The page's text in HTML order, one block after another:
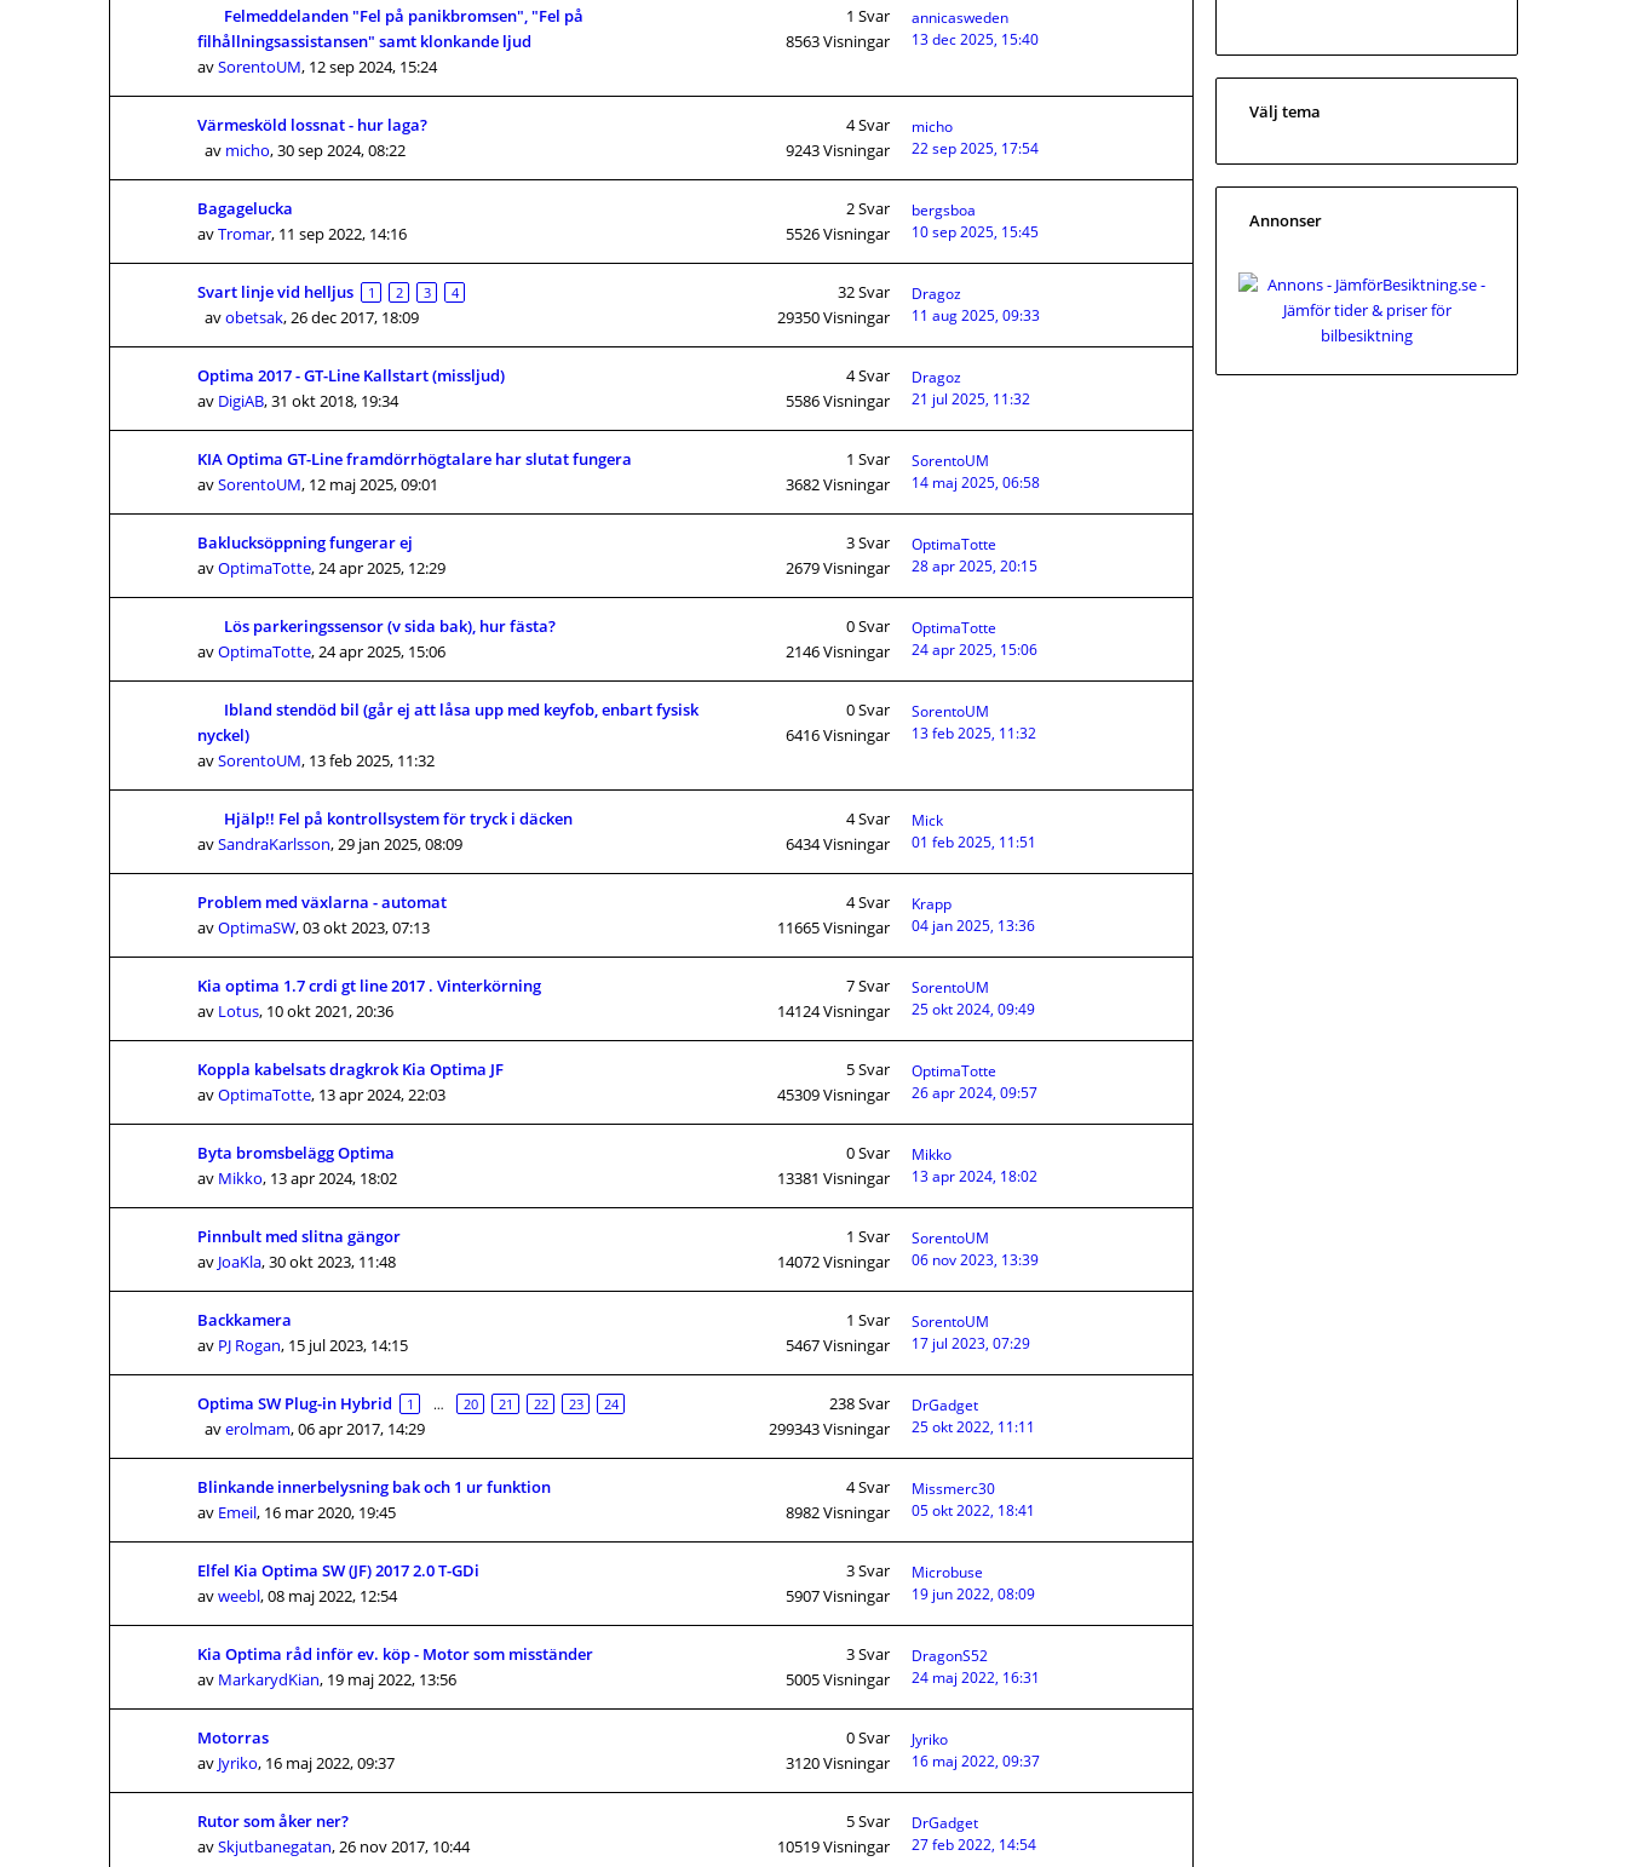
Felmeddelanden "Fel på panikbromsen", "Fel på
filhållningsassistansen" samt klonkande ljud
avSorentoUM, 12 sep 2024, 15:24
1 Svar
8563Visningar
annicasweden
13 dec 2025, 15:40
Värmesköld lossnat - hur laga?
av micho,30 sep 2024, 08:22
4Svar
9243Visningar
micho
22 sep 2025, 17:54
Bagagelucka
avTromar, 11 sep 2022, 14:16
2Svar
5526Visningar
bergsboa
10 sep 2025, 15:45
Svart linje vid helljus 1 2 3 4
avobetsak,26 dec 2017, 18:09
32Svar
29350Visningar
Dragoz
11 aug 2025, 09:33
Optima 2017 - GT-Line Kallstart (missljud)
av DigiAB,31 okt 2018, 19:34
4Svar
5586Visningar
Dragoz
21 jul 2025, 11:32
KIA Optima GT-Line framdörrhögtalare har slutat fungera
avSorentoUM, 12 maj 2025, 09:01
1 Svar
3682Visningar
SorentoUM
14 maj 2025, 06:58
Baklucksöppning fungerar ej
avOptimaTotte,24 apr 2025, 12:29
3Svar
2679Visningar
OptimaTotte
28 apr 2025, 20:15
Lös parkeringssensor (v sida bak), hur fästa?
avOptimaTotte,24 apr 2025, 15:06
0Svar
2146Visningar
OptimaTotte
24 apr 2025, 15:06
Ibland stendöd bil (går ej att låsa upp med keyfob, enbart fysisk
nyckel)
avSorentoUM, 13 feb 2025, 11:32
0Svar
6416Visningar
SorentoUM
13 feb 2025, 11:32
Hjälp!! Fel på kontrollsystem för tryck i däcken
avSandraKarlsson,29 jan 2025, 08:09
4Svar
6434Visningar
Mick
01 feb 2025, 11:51
Problem med växlarna - automat
avOptimaSW,03 okt 2023, 07:13
4Svar
11665Visningar
Krapp
04 jan 2025, 13:36
Kia optima 1.7 crdi gt line 2017 . Vinterkörning
av Lotus, 10 okt 2021, 20:36
7Svar
14124Visningar
SorentoUM
25 okt 2024, 09:49
Koppla kabelsats dragkrok Kia Optima JF
avOptimaTotte, 13 apr 2024, 22:03
5Svar
45309Visningar
OptimaTotte
26 apr 2024, 09:57
Byta bromsbelägg Optima
av Mikko, 13 apr 2024, 18:02
0Svar
13381 Visningar
Mikko
13 apr 2024, 18:02
Pinnbult med slitna gängor
av JoaKla,30 okt 2023, 11:48
1 Svar
14072Visningar
SorentoUM
06 nov 2023, 13:39
Backkamera
av PJ Rogan, 15 jul 2023, 14:15
1 Svar
5467Visningar
SorentoUM
17 jul 2023, 07:29
Optima SW Plug-in Hybrid 1 … 20 21 22 23 24
averolmam,06 apr 2017, 14:29
238Svar
299343Visningar
DrGadget
25 okt 2022, 11:11
Blinkande innerbelysning bak och 1 ur funktion
av Emeil, 16 mar 2020, 19:45
4Svar
8982Visningar
Missmerc30
05 okt 2022, 18:41
Elfel Kia Optima SW (JF) 2017 2.0 T-GDi
avweebl,08 maj 2022, 12:54
3Svar
5907Visningar
Microbuse
19 jun 2022, 08:09
Kia Optima råd inför ev. köp - Motor som misständer
av MarkarydKian, 19 maj 2022, 13:56
3Svar
5005Visningar
DragonS52
24 maj 2022, 16:31
Motorras
av Jyriko, 16 maj 2022, 09:37
0Svar
3120Visningar
Jyriko
16 maj 2022, 09:37
Rutor som åker ner?
avSkjutbanegatan,26 nov 2017, 10:44
5Svar
10519Visningar
DrGadget
27 feb 2022, 14:54
Välj tema
Annonser